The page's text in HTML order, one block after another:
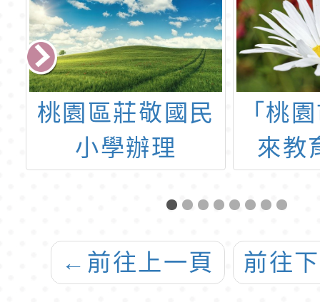
桃園區莊敬國民
小學辦理
Education－
KDP全國學校經
營與教學創新
「桃
來教
← 前往上一頁 前往